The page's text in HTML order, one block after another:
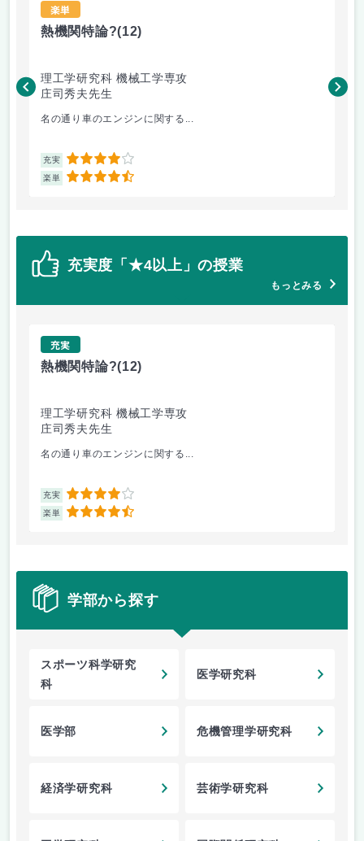
楽単
熱機関特論?(12)
理工学研究科 機械工学専攻
庄司秀夫先生
名の通り車のエンジンに関する...
充実 4
楽単 4.5
川
充実度「★4以上」の授業
もっとみる
充実
熱機関特論?(12)
理工学研究科 機械工学専攻
庄司秀夫先生
名の通り車のエンジンに関する...
充実 4
楽単 4.5
学部から探す
スポーツ科学研究
科
医学研究科
医学部 危機管理学研究科
経済学研究科 芸術学研究科